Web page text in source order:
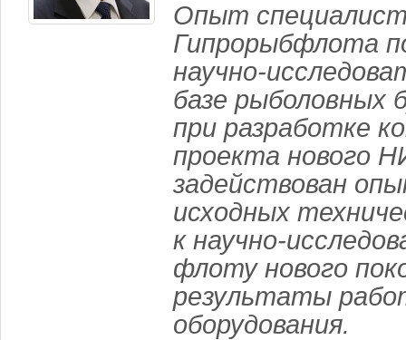
Опыт
Гипрорыбфлота
научно-
базе рыболовных
при разработке
проекта нового
задействован
исходных
к научно-
флоту нового
результаты
оборудования.